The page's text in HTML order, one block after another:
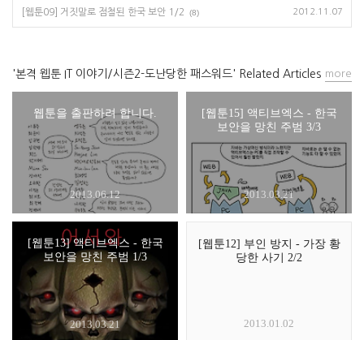
[웹툰09] 거짓말로 점철된 한국 보안 1/2 (8) 2012.11.07
'본격 웹툰 IT 이야기/시즌2-도난당한 패스워드' Related Articles
웹툰을 출판하려 합니다.
2013.06.12
[웹툰15] 액티브엑스 - 한국
보안을 망친 주범 3/3
2013.03.21
[웹툰13] 액티브엑스 - 한국
보안을 망친 주범 1/3
2013.03.21
[웹툰12] 부인 방지 - 가장 황
당한 사기 2/2
2013.01.02
more